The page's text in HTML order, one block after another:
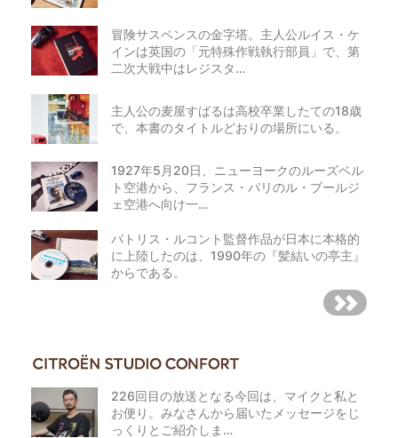
冒険サスペンスの金字塔。主人公ルイス・ケ
インは英国の「元特殊作戦執行部員」で、第
二次大戦中はレジスタ…
主人公の麦屋すばるは高校卒業したての18歳
で、本書のタイトルどおりの場所にいる。
1927年5月20日、ニューヨークのルーズベル
ト空港から、フランス・パリのル・ブールジ
ェ空港へ向け一…
パトリス・ルコント監督作品が日本に本格的
に上陸したのは、1990年の『髪結いの亭主』
からである。
226回目の放送となる今回は、マイクと私と
お便り。みなさんから届いたメッセージをじ
っくりとご紹介しま…